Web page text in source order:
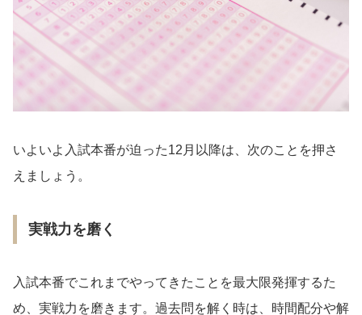
いよいよ入試本番が迫った12月以降は、次のことを押さ
えましょう。
実戦力を磨く
入試本番でこれまでやってきたことを最大限発揮するた
め、実戦力を磨きます。過去問を解く時は、時間配分や解